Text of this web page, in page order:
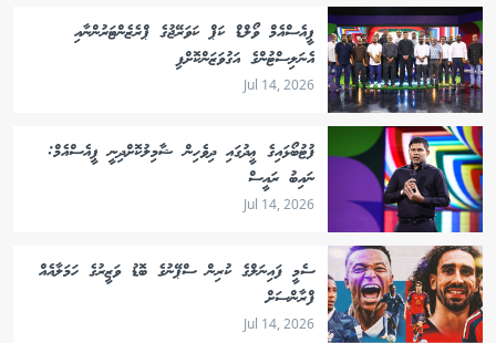
ޕީއެސްއެމް ވޯލްޑް ކަޕް ކަވަރޭޖުގެ ޕްރެޒެންޓަރުންނާއި
އެނަލިސްޓުންގެ އަގުވަޒަންކޮށްފި
Jul 14, 2026
ފުޓުބޯޅައިގެ ޢީދުގައި ދިވެހިން ޝާމިލުކޮށްދިނީ ޕީއެސްއެމް:
ނައިބު ރައީސް
Jul 14, 2026
ސެމީ ފައިނަލްގެ ކުރިން ސްޕޭނުގެ ބޮޑު ވަޒީރުގެ ހަމަލާއެއް
ފްރާންސަށް
Jul 14, 2026